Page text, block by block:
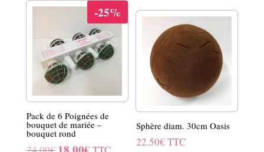
initial
était :
24.00€.
actuel
18.00€.
-25%
Pack de 6 Poignées de
bouquet de mariée –
bouquet rond
Le Le
Sphère diam. 30cm Oasis
22.50€TTC